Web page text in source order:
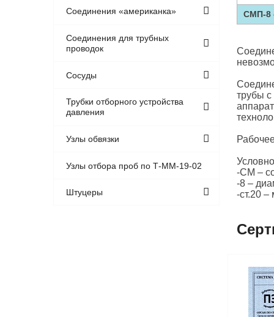
Соединения «американка»
Соединения для трубных
проводок
Сосуды
Трубки отборного устройства
давления
Узлы обвязки
Узлы отбора проб по Т-ММ-19-02
Штуцеры
СМП-8
трубы
-СМ –
-8 –
-ст.20 –